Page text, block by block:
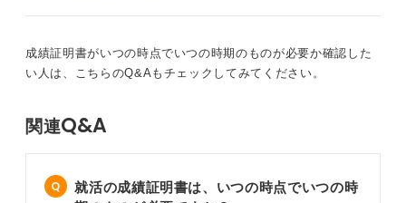
られたら速やかに提出しましょう。
複数枚を事前に発行しておくと手続きの手間もかからず
にスムーズです。
成績証明書がいつの時点でいつの時期のものが必要か確認した
い人は、こちらのQ&Aもチェックしてみてください。
関連Q&A
就活の成績証明書は、いつの時点でいつの時